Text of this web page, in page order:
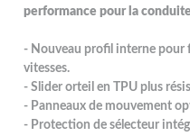
performance pour la
- Nouveau profil interne pour
vitesses.
- Slider orteil en TPU plus
- Panneaux de mouvement
- Protection de sélecteur